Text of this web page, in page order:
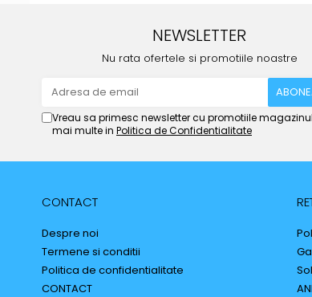
NEWSLETTER
Nu rata ofertele si promotiile noastre
Vreau sa primesc newsletter cu promotiile
mai multe in Politica de Confidentialitate
CONTACT
Despre noi
Termene si conditii
Politica de confidentialitate
CONTACT